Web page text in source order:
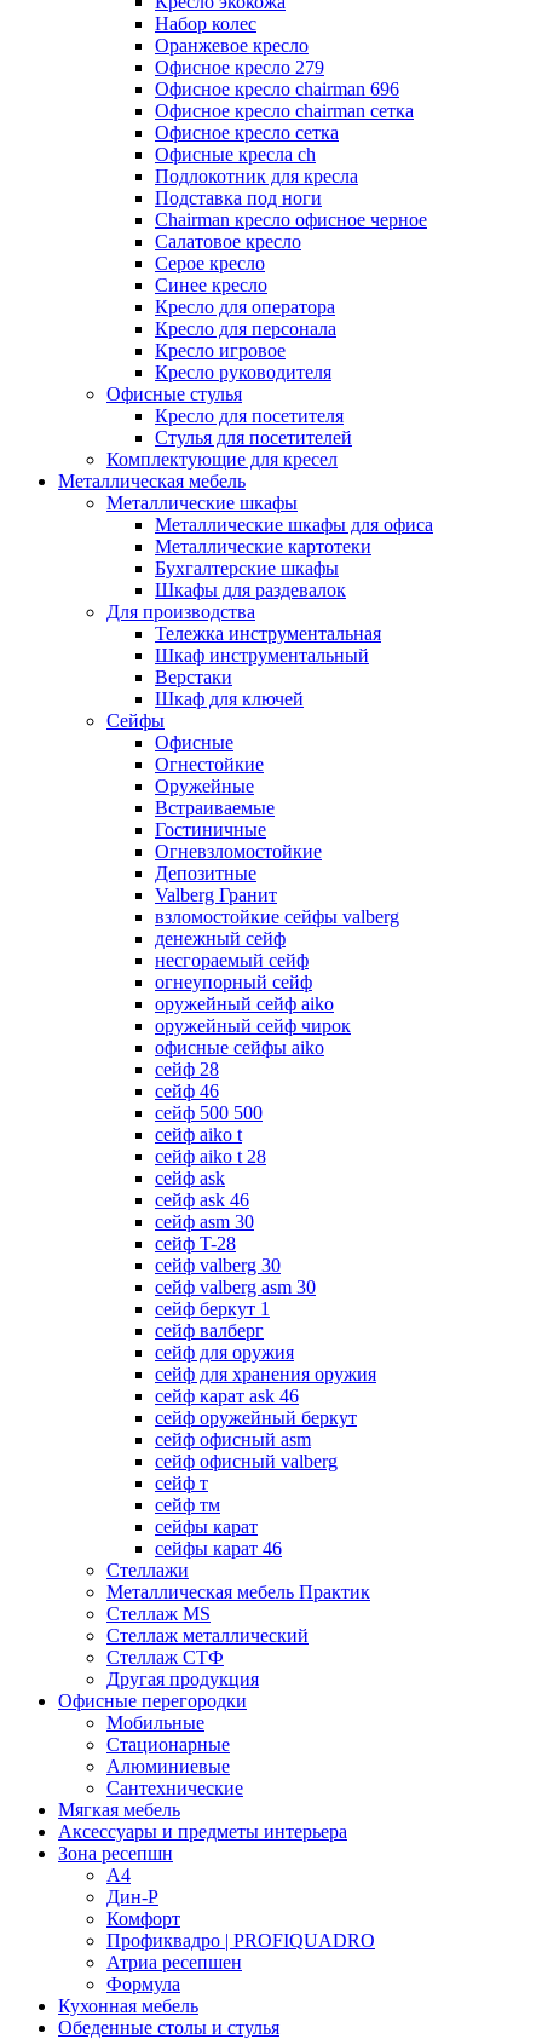
Набор колес
Оранжевое кресло
Офисное кресло 279
Офисное кресло chairman 696
Офисное кресло chairman сетка
Офисное кресло сетка
Офисные кресла ch
Подлокотник для кресла
Подставка под ноги
Сhairman кресло офисное черное
Салатовое кресло
Серое кресло
Синее кресло
Кресло для оператора
Кресло для персонала
Кресло игровое
Кресло руководителя
Офисные стулья
Кресло для посетителя
Стулья для посетителей
Комплектующие для кресел
Металлическая мебель
Металлические шкафы
Металлические шкафы для офиса
Металлические картотеки
Бухгалтерские шкафы
Шкафы для раздевалок
Для производства
Тележка инструментальная
Шкаф инструментальный
Верстаки
Шкаф для ключей
Сейфы
Офисные
Огнестойкие
Оружейные
Встраиваемые
Гостиничные
Огневзломостойкие
Депозитные
Valberg Гранит
взломостойкие сейфы valberg
денежный сейф
несгораемый сейф
огнеупорный сейф
оружейный сейф aiko
оружейный сейф чирок
офисные сейфы aiko
сейф 28
сейф 46
сейф 500 500
сейф aiko t
сейф aiko t 28
сейф ask
сейф ask 46
сейф asm 30
сейф T-28
сейф valberg 30
сейф valberg asm 30
сейф беркут 1
сейф валберг
сейф для оружия
сейф для хранения оружия
сейф карат ask 46
сейф оружейный беркут
сейф офисный asm
сейф офисный valberg
сейф т
сейф тм
сейфы карат
сейфы карат 46
Стеллажи
Металлическая мебель Практик
Стеллаж MS
Стеллаж металлический
Стеллаж СТФ
Другая продукция
Офисные перегородки
Мобильные
Стационарные
Алюминиевые
Сантехнические
Мягкая мебель
Аксессуары и предметы интерьера
Зона ресепшн
А4
Дин-Р
Комфорт
Профиквадро | PROFIQUADRO
Атриа ресепшен
Формула
Кухонная мебель
Обеденные столы и стулья